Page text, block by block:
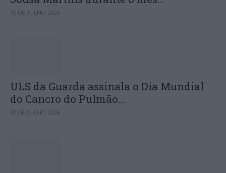
30 DE JULHO, 2026
ULS da Guarda assinala o Dia Mundial
do Cancro do Pulmão...
30 DE JULHO, 2026